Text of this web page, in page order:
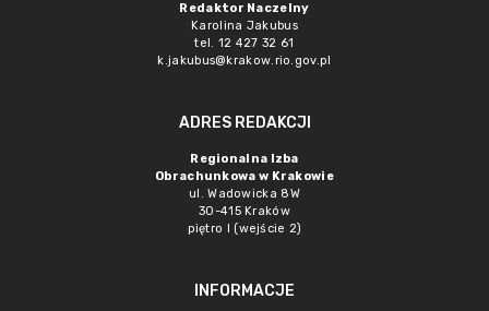
Redaktor Naczelny
Karolina Jakubus
tel. 12 427 32 61
k.jakubus@krakow.rio.gov.pl
ADRES REDAKCJI
Regionalna Izba
Obrachunkowa w Krakowie
ul. Wadowicka 8W
30-415 Kraków
piętro I (wejście 2)
INFORMACJE